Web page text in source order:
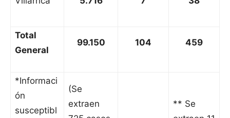
Total
General
99.150 104 459
*Informaci
ón
susceptibl
(Se
extraen
** Se